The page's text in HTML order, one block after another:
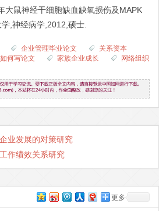
大鼠神经干细胞缺血缺氧损伤及MAPK
,神经病学,2012,硕士.
企业管理毕业论文
关系资本
如何写论文 家族企业成长
网络组织
业发展的对策研究
作绩效关系研究
更多